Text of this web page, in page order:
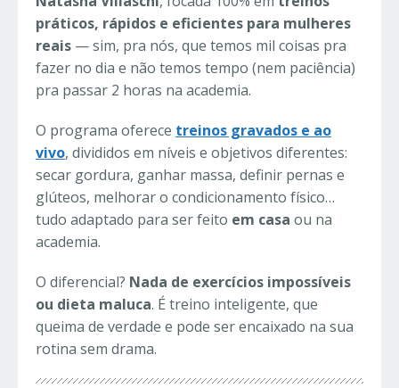
práticos, rápidos e eficientes para mulheres
reais — sim, pra nós, que temos mil coisas pra
fazer no dia e não temos tempo (nem paciência)
pra passar 2 horas na academia.
O programa oferece treinos gravados e ao
vivo, divididos em níveis e objetivos diferentes:
secar gordura, ganhar massa, definir pernas e
glúteos, melhorar o condicionamento físico…
tudo adaptado para ser feito em casa ou na
academia.
O diferencial? Nada de exercícios impossíveis
ou dieta maluca. É treino inteligente, que
queima de verdade e pode ser encaixado na sua
rotina sem drama.